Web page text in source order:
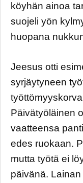
köyhän ainoa
suojeli yön
huopana
Jeesus otti
syrjäytyneen
Päivätyöläinen
vaatteensa
edes ruokaan.
mutta työtä ei
päivänä.